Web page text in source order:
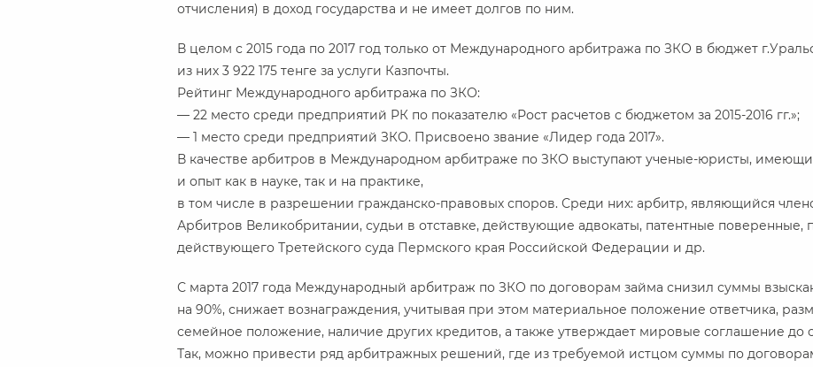
отчисления) в доход государства и не имеет долгов по ним.
В целом с 2015 года по 2017 год только от Международного арбитража по ЗКО в бюджет
из них 3 922 175 тенге за услуги Казпочты.
Рейтинг Международного арбитража по ЗКО:
— 22 место среди предприятий РК по показателю «Рост расчетов с бюджетом за 2015-2016 гг.»;
— 1 место среди предприятий ЗКО. Присвоено звание «Лидер года 2017».
В качестве арбитров в Международном арбитраже по ЗКО выступают ученые-юристы,
и опыт как в науке, так и на практике,
в том числе в разрешении гражданско-правовых споров. Среди них: арбитр, являющийся
Арбитров Великобритании, судьи в отставке, действующие адвокаты, патентные поверенные,
действующего Третейского суда Пермского края Российской Федерации и др.
С марта 2017 года Международный арбитраж по ЗКО по договорам займа снизил суммы
на 90%, снижает вознаграждения, учитывая при этом материальное положение ответчика,
семейное положение, наличие других кредитов, а также утверждает мировые соглашение до
Так, можно привести ряд арбитражных решений, где из требуемой истцом суммы по